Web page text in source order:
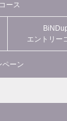
ース
エントリー
ペーン